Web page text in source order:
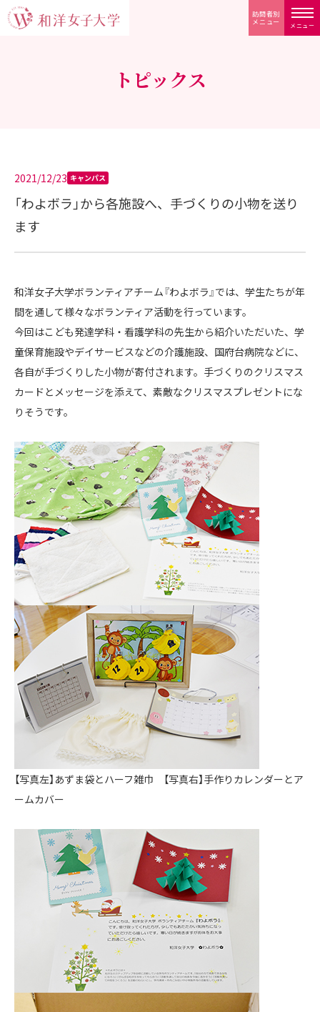
メニュー
訪問者別
メニュー
トピックス
2021/12/23 キャンパス
「わよボラ」から各施設へ、手づくりの小物を送り
ます
和洋女子大学ボランティアチーム『わよボラ』では、学生たちが年
間を通して様々なボランティア活動を行っています。
今回はこども発達学科・看護学科の先生から紹介いただいた、学
童保育施設やデイサービスなどの介護施設、国府台病院などに、
各自が手づくりした小物が寄付されます。手づくりのクリスマス
カードとメッセージを添えて、素敵なクリスマスプレゼントにな
りそうです。
【写真左】あずま袋とハーフ雑巾 【写真右】手作りカレンダーとア
ームカバー